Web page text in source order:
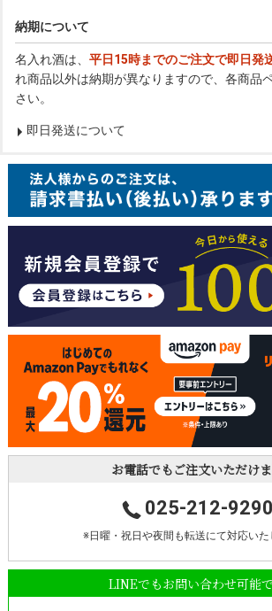
納期について
名入れ酒は、 平日15時までのご注文で即日発
れ商品以外は納期が異なりますので、各商品
さい。
即日発送について
お電話でもご注文いただけ
025-212-9290
※日曜・祝日や夜間も転送にて対応いた
LINEでもお問い合わせ可能